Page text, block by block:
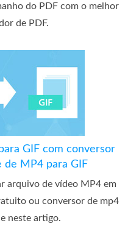
do PDF com o melhor
de PDF.
GIF com conversor
de MP4 para GIF
arquivo de vídeo MP4 em
ou conversor de mp4
neste artigo.